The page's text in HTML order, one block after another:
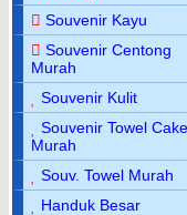
Souvenir Kayu
Souvenir Centong
Murah
Souvenir Kulit
Souvenir Towel Cake
Murah
Souv. Towel Murah
Handuk Besar